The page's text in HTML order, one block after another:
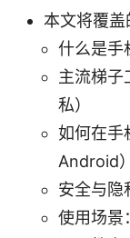
本文将覆盖
什么是手
主流梯子
私）
如何在手
Android）
安全与隐
使用场景